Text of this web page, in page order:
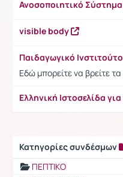
Ανοσοποιητικό Σύστημα
visible body
Παιδαγωγικό Ινστιτούτο
Εδώ μπορείτε να βρείτε
Κατηγορίες συνδέσμων
ΠΕΠΤΙΚΟ